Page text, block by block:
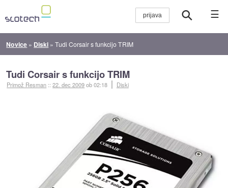
☰
Novice » Diski »Tudi Corsair s funkcijo TRIM
Tudi Corsair s funkcijo TRIM
Primož Resman ::22. dec 2009ob 02:18 Diski